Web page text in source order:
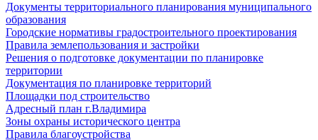
Документы территориального планирования муниципального
образования
Городские нормативы градостроительного проектирования
Правила землепользования и застройки
Решения о подготовке документации по планировке
территории
Документация по планировке территорий
Площадки под строительство
Адресный план г.Владимира
Зоны охраны исторического центра
Правила благоустройства